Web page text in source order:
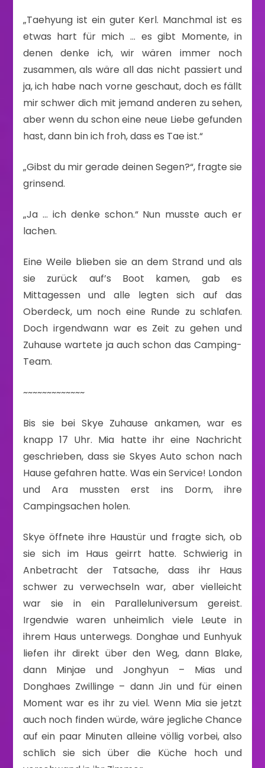
„Taehyung ist ein guter Kerl. Manchmal ist es
etwas hart für mich … es gibt Momente, in
denen denke ich, wir wären immer noch
zusammen, als wäre all das nicht passiert und
ja, ich habe nach vorne geschaut, doch es fällt
mir schwer dich mit jemand anderen zu sehen,
aber wenn du schon eine neue Liebe gefunden
hast, dann bin ich froh, dass es Tae ist.“
„Gibst du mir gerade deinen Segen?“, fragte sie
grinsend.
„Ja … ich denke schon.“ Nun musste auch er
lachen.
Eine Weile blieben sie an dem Strand und als
sie zurück auf’s Boot kamen, gab es
Mittagessen und alle legten sich auf das
Oberdeck, um noch eine Runde zu schlafen.
Doch irgendwann war es Zeit zu gehen und
Zuhause wartete ja auch schon das Camping-
Team.
~~~~~~~~~~~~~
Bis sie bei Skye Zuhause ankamen, war es
knapp 17 Uhr. Mia hatte ihr eine Nachricht
geschrieben, dass sie Skyes Auto schon nach
Hause gefahren hatte. Was ein Service! London
und Ara mussten erst ins Dorm, ihre
Campingsachen holen.
Skye öffnete ihre Haustür und fragte sich, ob
sie sich im Haus geirrt hatte. Schwierig in
Anbetracht der Tatsache, dass ihr Haus
schwer zu verwechseln war, aber vielleicht
war sie in ein Paralleluniversum gereist.
Irgendwie waren unheimlich viele Leute in
ihrem Haus unterwegs. Donghae und Eunhyuk
liefen ihr direkt über den Weg, dann Blake,
dann Minjae und Jonghyun – Mias und
Donghaes Zwillinge – dann Jin und für einen
Moment war es ihr zu viel. Wenn Mia sie jetzt
auch noch finden würde, wäre jegliche Chance
auf ein paar Minuten alleine völlig vorbei, also
schlich sie sich über die Küche hoch und